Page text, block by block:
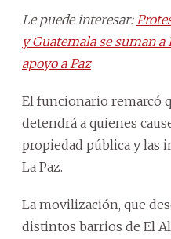
Le puede interesar:
y Guatemala se suman a
apoyo a Paz
El funcionario remarcó
detendrá a quienes
propiedad pública y las
La Paz.
La movilización, que
distintos barrios de El